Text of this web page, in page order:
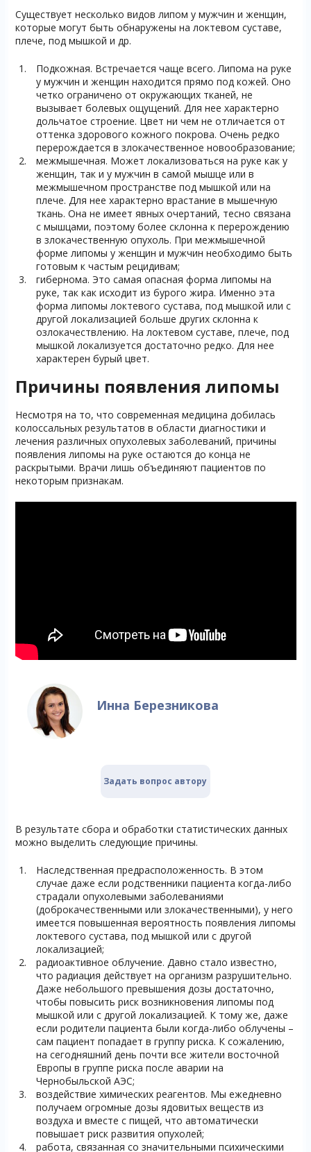
Существует несколько видов липом у мужчин и женщин,
которые могут быть обнаружены на локтевом суставе,
плече, под мышкой и др.
Подкожная. Встречается чаще всего. Липома на руке
у мужчин и женщин находится прямо под кожей. Оно
четко ограничено от окружающих тканей, не
вызывает болевых ощущений. Для нее характерно
дольчатое строение. Цвет ни чем не отличается от
оттенка здорового кожного покрова. Очень редко
перерождается в злокачественное новообразование;
межмышечная. Может локализоваться на руке как у
женщин, так и у мужчин в самой мышце или в
межмышечном пространстве под мышкой или на
плече. Для нее характерно врастание в мышечную
ткань. Она не имеет явных очертаний, тесно связана
с мышцами, поэтому более склонна к перерождению
в злокачественную опухоль. При межмышечной
форме липомы у женщин и мужчин необходимо быть
готовым к частым рецидивам;
гибернома. Это самая опасная форма липомы на
руке, так как исходит из бурого жира. Именно эта
форма липомы локтевого сустава, под мышкой или с
другой локализацией больше других склонна к
озлокачествлению. На локтевом суставе, плече, под
мышкой локализуется достаточно редко. Для нее
характерен бурый цвет.
Причины появления липомы
Несмотря на то, что современная медицина добилась
колоссальных результатов в области диагностики и
лечения различных опухолевых заболеваний, причины
появления липомы на руке остаются до конца не
раскрытыми. Врачи лишь объединяют пациентов по
некоторым признакам.
Инна Березникова
Задать вопрос автору
В результате сбора и обработки статистических данных
можно выделить следующие причины.
Наследственная предрасположенность. В этом
случае даже если родственники пациента когда-либо
страдали опухолевыми заболеваниями
(доброкачественными или злокачественными), у него
имеется повышенная вероятность появления липомы
локтевого сустава, под мышкой или с другой
локализацией;
радиоактивное облучение. Давно стало известно,
что радиация действует на организм разрушительно.
Даже небольшого превышения дозы достаточно,
чтобы повысить риск возникновения липомы под
мышкой или с другой локализацией. К тому же, даже
если родители пациента были когда-либо облучены –
сам пациент попадает в группу риска. К сожалению,
на сегодняшний день почти все жители восточной
Европы в группе риска после аварии на
Чернобыльской АЭС;
воздействие химических реагентов. Мы ежедневно
получаем огромные дозы ядовитых веществ из
воздуха и вместе с пищей, что автоматически
повышает риск развития опухолей;
работа, связанная со значительными психическими